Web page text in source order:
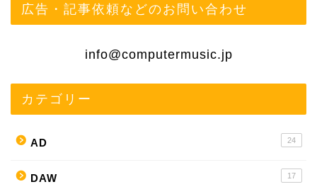
広告・記事依頼などのお問い合わせ
info@computermusic.jp
カテゴリー
AD 24
DAW 17